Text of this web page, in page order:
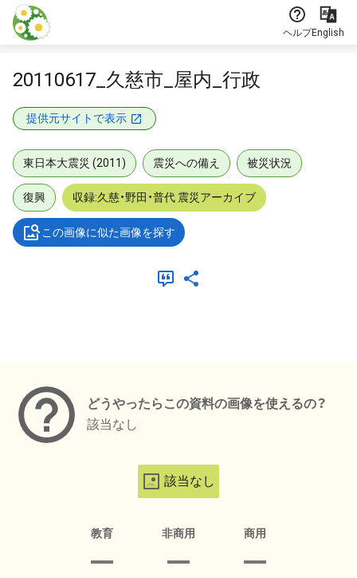
本文に飛ぶ
ヘルプEnglish
20110617_久慈市_屋内_行政
提供元サイトで表示
東日本大震災 (2011) 震災への備え 被災状況
復興 収録:久慈・野田・普代 震災アーカイブ
この画像に似た画像を探す
どうやったらこの資料の画像を使えるの？
該当なし
該当なし
教育 非商用 商用